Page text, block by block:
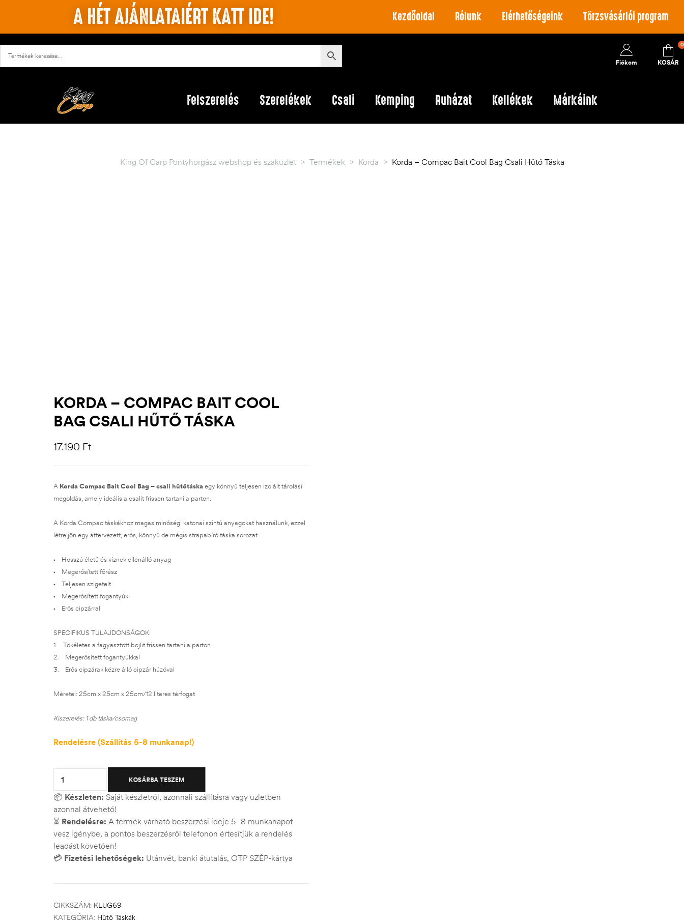
A HÉT AJÁNLATAIÉRT KATT IDE! Kezdőoldal Rólunk Elérhetőségeink Törzsvásárlói program
Fiókom KOSÁR
0
Felszerelés Szerelékek Csali Kemping Ruházat Kellékek Márkáink
King Of Carp Pontyhorgász webshop és szaküzlet > Termékek > Korda > Korda – Compac Bait Cool Bag Csali Hűtő Táska
KORDA – COMPAC BAIT COOL
BAG CSALI HŰTŐ TÁSKA
17.190 Ft
A Korda Compac Bait Cool Bag – csali hűtőtáskaegy könnyű teljesen izolált tárolási
megoldás, amely ideális a csalit frissen tartani a parton.
A Korda Compac táskákhoz magas minőségi katonai szintű anyagokat használunk, ezzel
létre jön egy áttervezett, erős, könnyű de mégis strapabíró táska sorozat.
• Hosszú életű és víznek ellenálló anyag
• Megerősített főrész
• Teljesen szigetelt
• Megerősített fogantyúk
• Erős cipzárral
SPECIFIKUS TULAJDONSÁGOK:
1. Tökéletes a fagyasztott bojlit frissen tartani a parton
2. Megerősített fogantyúkkal
3. Erős cipzárak kézre álló cipzár húzóval
Méretei: 25cm x 25cm x 25cm/12 literes térfogat
Kiszerelés: 1 db táska/csomag
Rendelésre (Szállítás 5-8 munkanap!)
KOSÁRBA TESZEM
📦 Készleten: Saját készletről, azonnali szállításra vagy üzletben
azonnal átvehető!
⏳ Rendelésre: A termék várható beszerzési ideje 5–8 munkanapot
vesz igénybe, a pontos beszerzésről telefonon értesítjük a rendelés
leadást követően!
💳 Fizetési lehetőségek: Utánvét, banki átutalás, OTP SZÉP-kártya
CIKKSZÁM: KLUG69
KATEGÓRIA: Hűtő Táskák